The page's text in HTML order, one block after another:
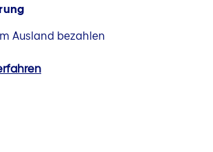
Ausland bezahlen